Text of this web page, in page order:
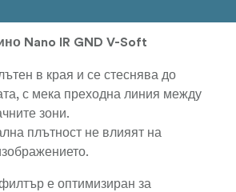
Nano IR GND V-Soft
в края и се стеснява до
с мека преходна линия между
зони.
плътност не влияят на
е оптимизиран за